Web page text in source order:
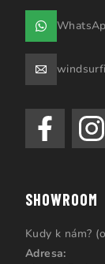
SHOWROOM
Kudy k nám?
Adresa: